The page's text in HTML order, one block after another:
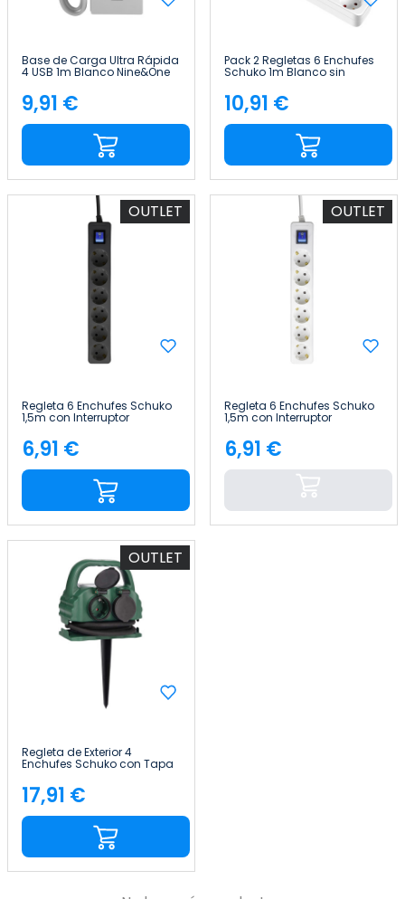
Base de Carga Ultra Rápida
4 USB 1m Blanco Nine&One
Precio
9,91 €
Pack 2 Regletas 6 Enchufes
Schuko 1m Blanco sin
Precio
10,91 €
OUTLET
Regleta 6 Enchufes Schuko
1,5m con Interruptor
Precio
6,91 €
OUTLET
Regleta 6 Enchufes Schuko
1,5m con Interruptor
Precio
6,91 €
OUTLET
Regleta de Exterior 4
Enchufes Schuko con Tapa
Precio
17,91 €